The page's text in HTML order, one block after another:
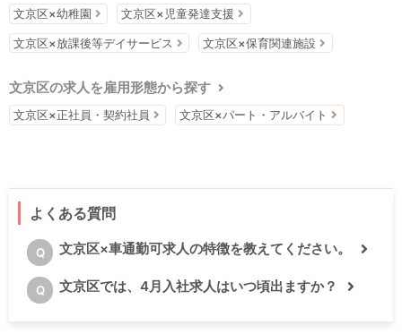
文京区×幼稚園 文京区×児童発達支援
文京区×放課後等デイサービス 文京区×保育関連施設
文京区の求人を雇用形態から探す
文京区×正社員・契約社員 文京区×パート・アルバイト
よくある質問
Q 文京区×車通勤可求人の特徴を教えてください。
Q 文京区では、4月入社求人はいつ頃出ますか？